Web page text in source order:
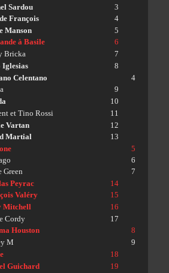
Sardou
3
François
4
Manson
5
à Basile
6
Bricka
7
8
Celentano
4
9
10
et Tino Rossi
11
Vartan
12
Martial
13
5
6
Green
7
Peyrac
14
Valéry
15
Mitchell
16
Cordy
17
Houston
8
M
9
18
Guichard
19